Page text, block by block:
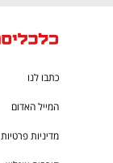
כתבו לנו
המייל האדום
מדיניות פרטיות